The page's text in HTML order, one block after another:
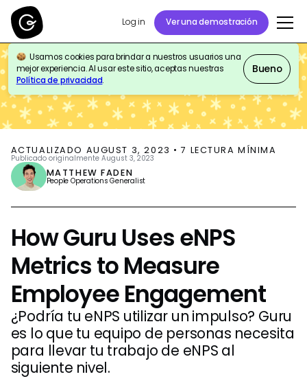
Log in Ver una demostración
Usamos cookies para brindar a nuestros usuarios una
mejor experiencia. Al usar este sitio, aceptas nuestras
Política de privacidad.
Bueno
BLOG HR & PEOPLE OPS
ACTUALIZADO AUGUST 3, 2023 •7 LECTURA MÍNIMA
Publicado originalmente August 3, 2023
MATTHEW FADEN
People Operations Generalist
How Guru Uses eNPS
Metrics to Measure
Employee Engagement
¿Podría tu eNPS utilizar un impulso? Guru
es lo que tu equipo de personas necesita
para llevar tu trabajo de eNPS al
siguiente nivel.